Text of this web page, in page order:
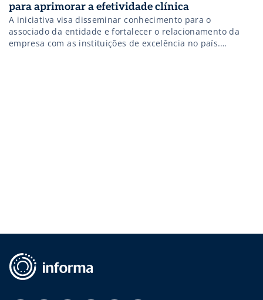
para aprimorar a efetividade clínica
A iniciativa visa disseminar conhecimento para o
associado da entidade e fortalecer o relacionamento da
empresa com as instituições de excelência no país.